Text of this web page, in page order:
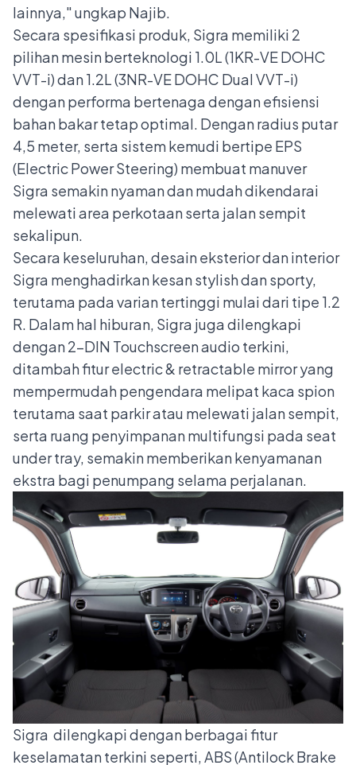
lainnya," ungkap Najib.
Secara spesifikasi produk, Sigra memiliki 2
pilihan mesin berteknologi 1.0L (1KR-VE DOHC
VVT-i) dan 1.2L (3NR-VE DOHC Dual VVT-i)
dengan performa bertenaga dengan efisiensi
bahan bakar tetap optimal. Dengan radius putar
4,5 meter, serta sistem kemudi bertipe EPS
(Electric Power Steering) membuat manuver
Sigra semakin nyaman dan mudah dikendarai
melewati area perkotaan serta jalan sempit
sekalipun.
Secara keseluruhan, desain eksterior dan interior
Sigra menghadirkan kesan stylish dan sporty,
terutama pada varian tertinggi mulai dari tipe 1.2
R. Dalam hal hiburan, Sigra juga dilengkapi
dengan 2-DIN Touchscreen audio terkini,
ditambah fitur electric & retractable mirror yang
mempermudah pengendara melipat kaca spion
terutama saat parkir atau melewati jalan sempit,
serta ruang penyimpanan multifungsi pada seat
under tray, semakin memberikan kenyamanan
ekstra bagi penumpang selama perjalanan.
Sigra dilengkapi dengan berbagai fitur
keselamatan terkini seperti, ABS (Antilock Brake